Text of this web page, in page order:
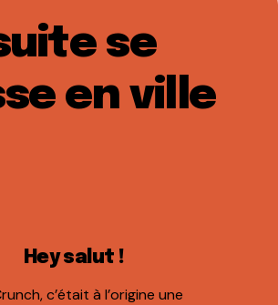
se
en ville
Hey salut !
c’était à l’origine une